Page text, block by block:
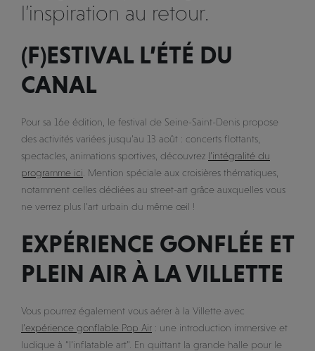
l’inspiration au retour.
(F)ESTIVAL L’ÉTÉ DU
CANAL
Pour sa 16e édition, le festival de Seine-Saint-Denis propose
des activités variées jusqu’au 13 août : concerts flottants,
spectacles, animations sportives, découvrez l’intégralité du
programme ici . Mention spéciale aux croisières thématiques,
notamment celles dédiées au street-art grâce auxquelles vous
ne verrez plus l’art urbain du même œil !
EXPÉRIENCE GONFLÉE ET
PLEIN AIR À LA VILLETTE
Vous pourrez également vous aérer à la Villette avec
l’expérience gonflable Pop Air : une introduction immersive et
ludique à “l’inflatable art”. En quittant la grande halle pour le